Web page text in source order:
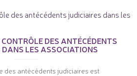
DES ANTÉCÉDENTS
DANS LES ASSOCIATIONS
des antécédents judiciaires est